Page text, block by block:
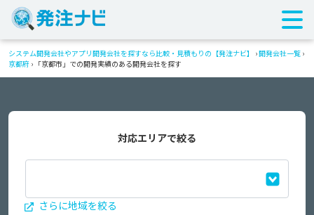
システム開発会社やアプリ開発会社を探すなら比較・見積もりの【発注ナビ】 ›開発会社一覧 ›
京都府 › 「京都市」での開発実績のある開発会社を探す
対応エリアで絞る
さらに地域を絞る